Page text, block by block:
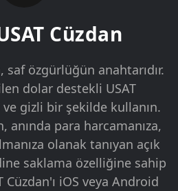
Cüzdan
saf özgürlüğün anahtarıdır.
dolar destekli USAT
gizli bir şekilde kullanın.
anında para harcamanıza,
olanak tanıyan açık
saklama özelliğine sahip
Cüzdan'ı iOS veya Android